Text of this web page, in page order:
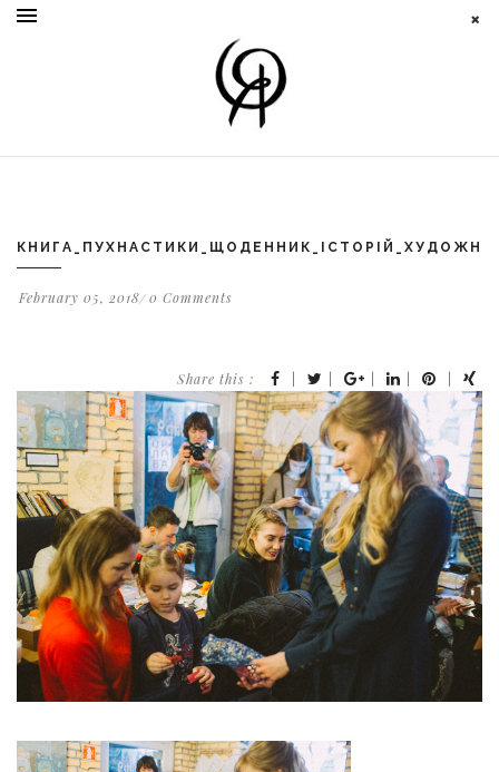
February 05, 2018 0 Comments
Share this :